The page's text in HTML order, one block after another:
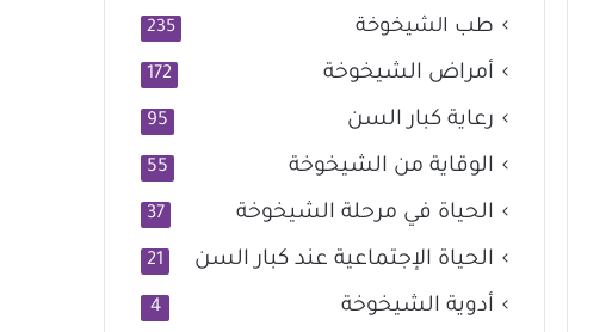
طب الشيخوخة 235
أمراض الشيخوخة 172
رعاية كبار السن 95
الوقاية من الشيخوخة 55
الحياة في مرحلة الشيخوخة 37
الحياة الإجتماعية عند كبار السن 21
أدوية الشيخوخة 4